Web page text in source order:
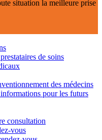
situation la meilleure prise
de soins
des médecins
pour les futurs
consultation
vous